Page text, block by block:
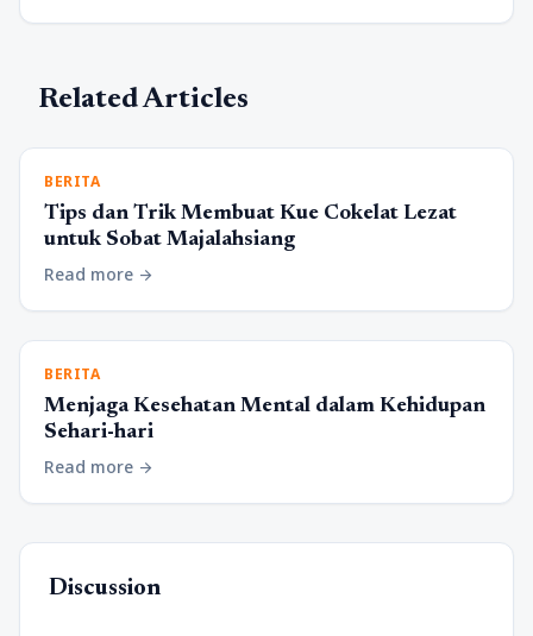
Related Articles
BERITA
Tips dan Trik Membuat Kue Cokelat Lezat
untuk Sobat Majalahsiang
Read more arrow_forward
BERITA
Menjaga Kesehatan Mental dalam Kehidupan
Sehari-hari
Read more arrow_forward
Discussion